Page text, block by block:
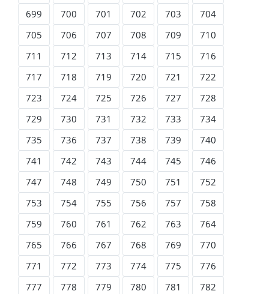
699
700 701 702 703
704
705
706 707 708 709
710
711
712 713 714 715
716
717
718 719 720 721
722
723
724 725 726 727
728
729
730 731 732 733
734
735
736 737 738 739
740
741
742 743 744 745
746
747
748 749 750 751
752
753
754 755 756 757
758
759
760 761 762 763
764
765
766 767 768 769
770
771
772 773 774 775
776
777
778 779 780 781
782